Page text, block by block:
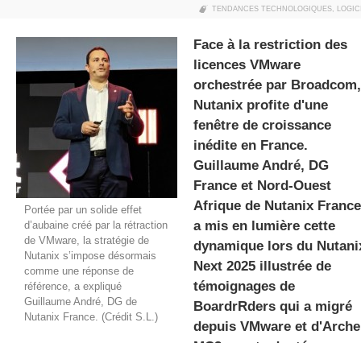
gratuite
TENDANCES TECHNOLOGIQUES,
Portée par un solide effet
d’aubaine créé par la rétraction
de VMware, la stratégie de
Nutanix s’impose désormais
comme une réponse de
référence, a expliqué
Guillaume André, DG de
Nutanix France. (Crédit S.L.)
Face à la restriction des
licences VMware
orchestrée par Broadcom,
Nutanix profite d'une
fenêtre de croissance
inédite en France.
Guillaume André, DG
France et Nord-Ouest
Afrique de Nutanix France
a mis en lumière cette
dynamique lors du
Next 2025 illustrée de
témoignages de
BoardrRders qui a migré
depuis VMware et d'Arche